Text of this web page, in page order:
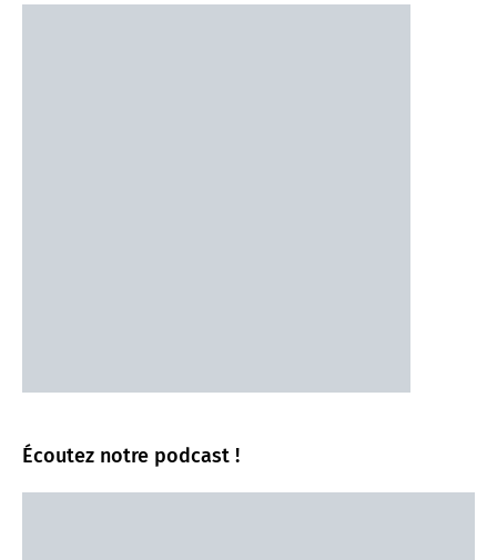
Écoutez notre podcast !